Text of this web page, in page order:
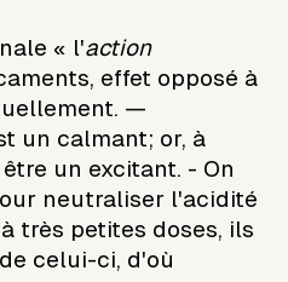
« l'action
effet opposé à
—
un calmant; or, à
un excitant. - On
neutraliser l'acidité
très petites doses, ils
celui-ci, d'où